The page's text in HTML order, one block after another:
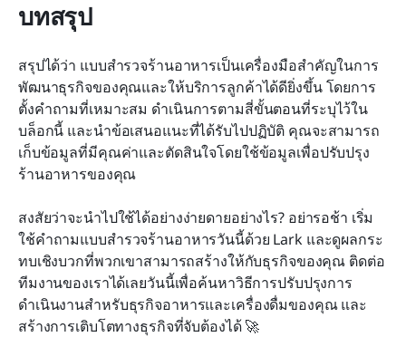
บทสรุป
สรุปได้ว่า แบบสำรวจร้านอาหารเป็นเครื่องมือสำคัญในการ
พัฒนาธุรกิจของคุณและให้บริการลูกค้าได้ดียิ่งขึ้น โดยการ
ตั้งคำถามที่เหมาะสม ดำเนินการตามสี่ขั้นตอนที่ระบุไว้ใน
บล็อกนี้ และนำข้อเสนอแนะที่ได้รับไปปฏิบัติ คุณจะสามารถ
เก็บข้อมูลที่มีคุณค่าและตัดสินใจโดยใช้ข้อมูลเพื่อปรับปรุง
ร้านอาหารของคุณ
สงสัยว่าจะนำไปใช้ได้อย่างง่ายดายอย่างไร? อย่ารอช้า เริ่ม
ใช้คำถามแบบสำรวจร้านอาหารวันนี้ด้วย Lark และดูผลกระ
ทบเชิงบวกที่พวกเขาสามารถสร้างให้กับธุรกิจของคุณ ติดต่อ
ทีมงานของเราได้เลยวันนี้เพื่อค้นหาวิธีการปรับปรุงการ
ดำเนินงานสำหรับธุรกิจอาหารและเครื่องดื่มของคุณ และ
สร้างการเติบโตทางธุรกิจที่จับต้องได้ 🚀